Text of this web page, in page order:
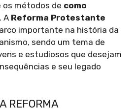
os métodos de como
. A Reforma Protestante
importante na história da
sendo um tema de
e estudiosos que desejam
e seu legado
REFORMA